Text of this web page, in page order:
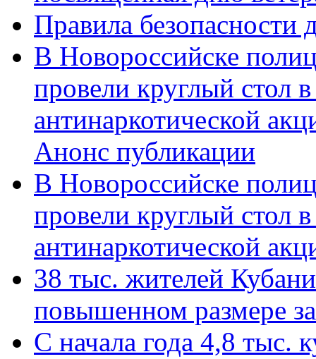
Правила безопасности
В Новороссийске
провели круглый стол
антинаркотической
Анонс публикации
В Новороссийске
провели круглый стол
антинаркотической
38 тыс. жителей
повышенном размере
С начала года 4,8 тыс.